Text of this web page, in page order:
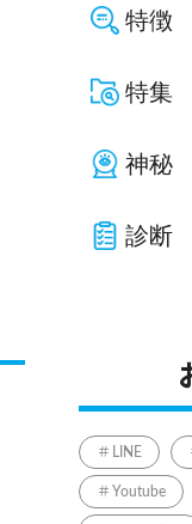
特徴
特集
神秘
診断
LINE
Youtube